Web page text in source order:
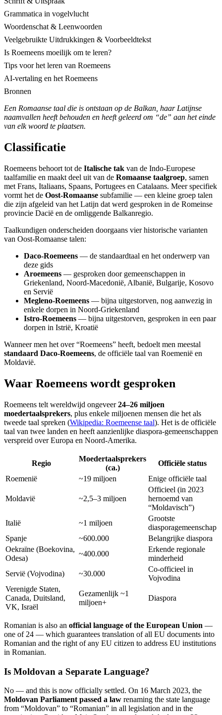
Grammatica in vogelvlucht
Woordenschat & Leenwoorden
Veelgebruikte Uitdrukkingen & Voorbeeldtekst
Is Roemeens moeilijk om te leren?
Tips voor het leren van Roemeens
AI-vertaling en het Roemeens
Bronnen
Een Romaanse taal die is ontstaan op de Balkan, haar Latijnse
naamvallen heeft behouden en heeft geleerd om “de” aan het einde
van elk woord te plaatsen.
Classificatie
Roemeens behoort tot de Italische tak van de Indo-Europese
taalfamilie en maakt deel uit van de Romaanse taalgroep, samen
met Frans, Italiaans, Spaans, Portugees en Catalaans. Meer specifiek
vormt het de Oost-Romaanse subfamilie — een kleine groep talen
die zijn afgeleid van het Latijn dat werd gesproken in de Romeinse
provincie Dacië en de omliggende Balkanregio.
Taalkundigen onderscheiden doorgaans vier historische varianten
van Oost-Romaanse talen:
Daco-Roemeens — de standaardtaal en het onderwerp van
deze gids
Aroemeens — gesproken door gemeenschappen in
Griekenland, Noord-Macedonië, Albanië, Bulgarije, Kosovo
en Servië
Megleno-Roemeens — bijna uitgestorven, nog aanwezig in
enkele dorpen in Noord-Griekenland
Istro-Roemeens — bijna uitgestorven, gesproken in een paar
dorpen in Istrië, Kroatië
Wanneer men het over “Roemeens” heeft, bedoelt men meestal
standaard Daco-Roemeens, de officiële taal van Roemenië en
Moldavië.
Waar Roemeens wordt gesproken
Roemeens telt wereldwijd ongeveer24–26 miljoen
moedertaalsprekers, plus enkele miljoenen mensen die het als
tweede taal spreken (Wikipedia: Roemeense taal). Het is de officiële
taal van twee landen en heeft aanzienlijke diaspora-gemeenschappen
verspreid over Europa en Noord-Amerika.
Regio
Moedertaalsprekers
(ca.)
Officiële status
Roemenië
~19 miljoen Enige officiële taal
Moldavië ~2,5–3 miljoen
Officieel (in 2023
hernoemd van
“Moldavisch”)
Italië
~1 miljoen
Grootste
diasporagemeenschap
Spanje
~600.000
Belangrijke diaspora
Oekraïne (Boekovina,
Odesa)
~400.000
Erkende regionale
minderheid
Servië (Vojvodina)
~30.000
Co-officieel in
Vojvodina
Verenigde Staten,
Canada, Duitsland,
VK, Israël
Gezamenlijk ~1
miljoen+
Diaspora
Romanian is also an official language of the European Union —
one of 24 — which guarantees translation of all EU documents into
Romanian and the right of any EU citizen to address EU institutions
in Romanian.
Is Moldovan a Separate Language?
No — and this is now officially settled. On 16 March 2023, the
Moldovan Parliament passed a law renaming the state language
from “Moldovan” to “Romanian” in all legislation and in the